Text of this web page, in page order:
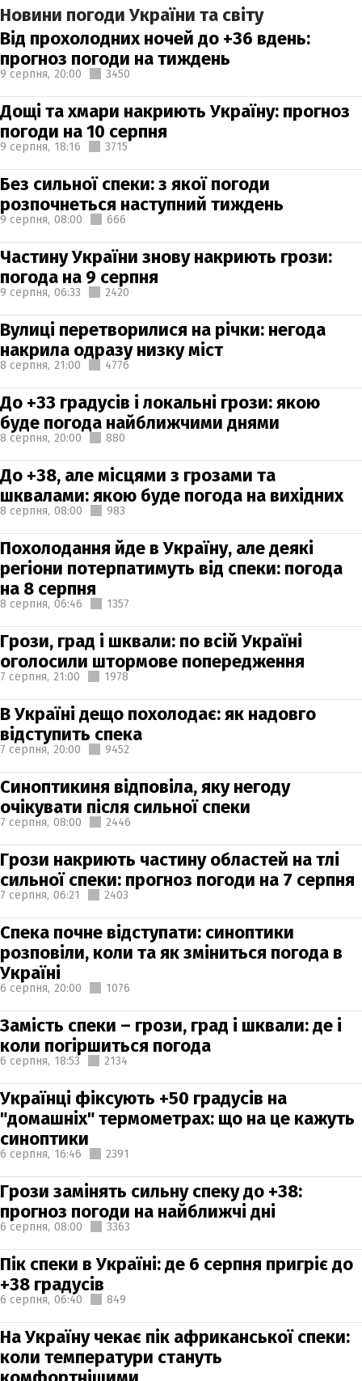
Новини погоди України та світу
Від прохолодних ночей до +36 вдень:
прогноз погоди на тиждень
9 серпня, 20:00 3450
Дощі та хмари накриють Україну: прогноз
погоди на 10 серпня
9 серпня, 18:16 3715
Без сильної спеки: з якої погоди
розпочнеться наступний тиждень
9 серпня, 08:00 666
Частину України знову накриють грози:
погода на 9 серпня
9 серпня, 06:33 2420
Вулиці перетворилися на річки: негода
накрила одразу низку міст
8 серпня, 21:00 4776
До +33 градусів і локальні грози: якою
буде погода найближчими днями
8 серпня, 20:00 880
До +38, але місцями з грозами та
шквалами: якою буде погода на вихідних
8 серпня, 08:00 983
Похолодання йде в Україну, але деякі
регіони потерпатимуть від спеки: погода
на 8 серпня
8 серпня, 06:46 1357
Грози, град і шквали: по всій Україні
оголосили штормове попередження
7 серпня, 21:00 1978
В Україні дещо похолодає: як надовго
відступить спека
7 серпня, 20:00 9452
Синоптикиня відповіла, яку негоду
очікувати після сильної спеки
7 серпня, 08:00 2446
Грози накриють частину областей на тлі
сильної спеки: прогноз погоди на 7 серпня
7 серпня, 06:21 2403
Спека почне відступати: синоптики
розповіли, коли та як зміниться погода в
Україні
6 серпня, 20:00 1076
Замість спеки – грози, град і шквали: де і
коли погіршиться погода
6 серпня, 18:53 2134
Українці фіксують +50 градусів на
"домашніх" термометрах: що на це кажуть
синоптики
6 серпня, 16:46 2391
Грози замінять сильну спеку до +38:
прогноз погоди на найближчі дні
6 серпня, 08:00 3363
Пік спеки в Україні: де 6 серпня пригріє до
+38 градусів
6 серпня, 06:40 849
На Україну чекає пік африканської спеки:
коли температури стануть